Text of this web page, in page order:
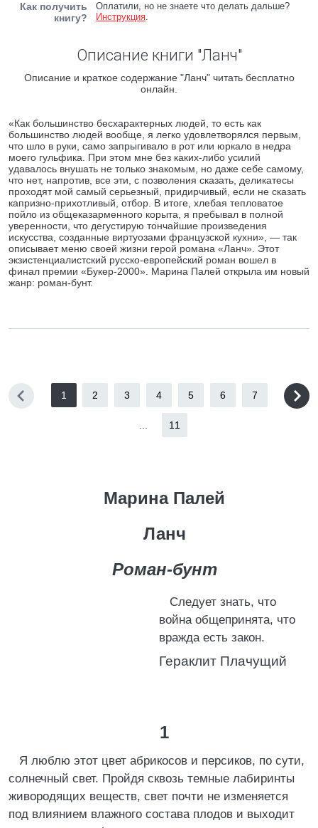
Как получить
книгу?
Оплатили, но не знаете что делать дальше?
Инструкция.
Описание книги "Ланч"
Описание и краткое содержание "Ланч" читать бесплатно
онлайн.
«Как большинство бесхарактерных людей, то есть как
большинство людей вообще, я легко удовлетворялся первым,
что шло в руки, само запрыгивало в рот или юркало в недра
моего гульфика. При этом мне без каких-либо усилий
удавалось внушать не только знакомым, но даже себе самому,
что нет, напротив, все эти, с позволения сказать, деликатесы
проходят мой самый серьезный, придирчивый, если не сказать
капризно-прихотливый, отбор. В итоге, хлебая тепловатое
пойло из общеказарменного корыта, я пребывал в полной
уверенности, что дегустирую тончайшие произведения
искусства, созданные виртуозами французской кухни», — так
описывает меню своей жизни герой романа «Ланч». Этот
экзистенциалистский русско-европейский роман вошел в
финал премии «Букер-2000». Марина Палей открыла им новый
жанр: роман-бунт.
1 2 3 4 5 6 7
11
Марина Палей
Ланч
Роман-бунт
Следует знать, что
война общепринята, что
вражда есть закон.
Гераклит Плачущий
1
Я люблю этот цвет абрикосов и персиков, по сути,
солнечный свет. Пройдя сквозь темные лабиринты
живородящих веществ, свет почти не изменяется
под влиянием влажного состава плодов и выходит